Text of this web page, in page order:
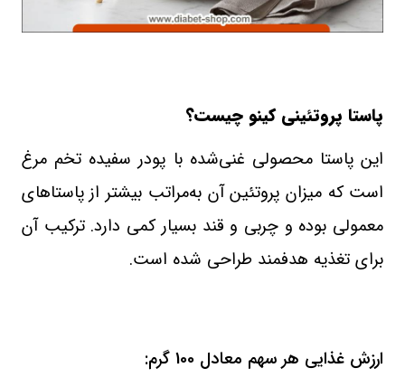
پاستا پروتئینی کینو چیست؟
این پاستا محصولی غنی‌شده با پودر سفیده تخم‌ مرغ
است که میزان پروتئین آن به‌مراتب بیشتر از پاستاهای
معمولی بوده و چربی و قند بسیار کمی دارد. ترکیب آن
برای تغذیه هدفمند طراحی شده است.
ارزش غذایی هر سهم معادل 100 گرم: